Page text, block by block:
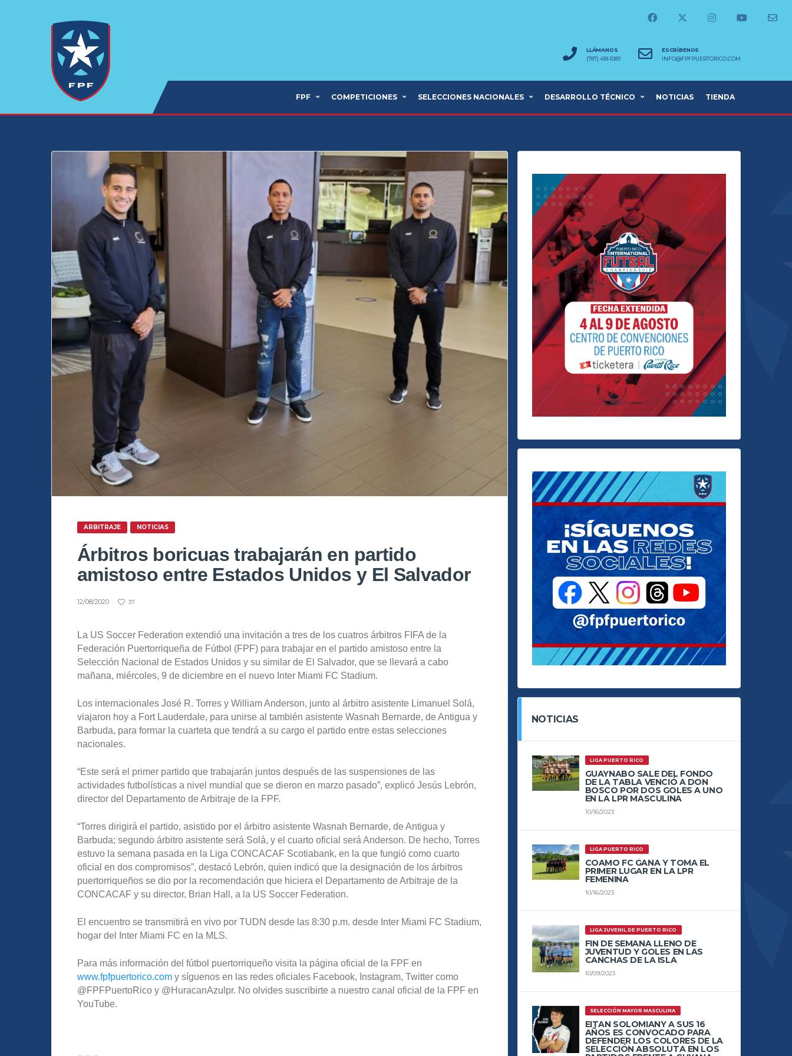
LLÁMANOS
(787) 418-1089
ESCRÍBENOS
INFO@FPFPUERTORICO.COM
FPF COMPETICIONES SELECCIONES NACIONALES DESARROLLO TÉCNICO NOTICIAS TIENDA
ARBITRAJE NOTICIAS
Árbitros boricuas trabajarán en partido
amistoso entre Estados Unidos y El Salvador
12/08/2020 37
La US Soccer Federation extendió una invitación a tres de los cuatros árbitros FIFA de la
Federación Puertorriqueña de Fútbol (FPF) para trabajar en el partido amistoso entre la
Selección Nacional de Estados Unidos y su similar de El Salvador, que se llevará a cabo
mañana, miércoles, 9 de diciembre en el nuevo Inter Miami FC Stadium.
Los internacionales José R. Torres y William Anderson, junto al árbitro asistente Limanuel Solá,
viajaron hoy a Fort Lauderdale, para unirse al también asistente Wasnah Bernarde, de Antigua y
Barbuda, para formar la cuarteta que tendrá a su cargo el partido entre estas selecciones
nacionales.
“Este será el primer partido que trabajarán juntos después de las suspensiones de las
actividades futbolísticas a nivel mundial que se dieron en marzo pasado”, explicó Jesús Lebrón,
director del Departamento de Arbitraje de la FPF.
“Torres dirigirá el partido, asistido por el árbitro asistente Wasnah Bernarde, de Antigua y
Barbuda; segundo árbitro asistente será Solá, y el cuarto oficial será Anderson. De hecho, Torres
estuvo la semana pasada en la Liga CONCACAF Scotiabank, en la que fungió como cuarto
oficial en dos compromisos”, destacó Lebrón, quien indicó que la designación de los árbitros
puertorriqueños se dio por la recomendación que hiciera el Departamento de Arbitraje de la
CONCACAF y su director, Brian Hall, a la US Soccer Federation.
El encuentro se transmitirá en vivo por TUDN desde las 8:30 p.m. desde Inter Miami FC Stadium,
hogar del Inter Miami FC en la MLS.
Para más información del fútbol puertorriqueño visita la página oficial de la FPF en
www.fpfpuertorico.com y síguenos en las redes oficiales Facebook, Instagram, Twitter como
@FPFPuertoRico y @HuracanAzulpr. No olvides suscribirte a nuestro canal oficial de la FPF en
YouTube.
NOTICIAS
LIGA PUERTO RICO
GUAYNABO SALE DEL FONDO
DE LA TABLA VENCIÓ A DON
BOSCO POR DOS GOLES A UNO
EN LA LPR MASCULINA
10/16/2023
LIGA PUERTO RICO
COAMO FC GANA Y TOMA EL
PRIMER LUGAR EN LA LPR
FEMENINA
10/16/2023
LIGA JUVENIL DE PUERTO RICO
FIN DE SEMANA LLENO DE
JUVENTUD Y GOLES EN LAS
CANCHAS DE LA ISLA
10/09/2023
SELECCIÓN MAYOR MASCULINA
EITAN SOLOMIANY A SUS 16
AÑOS ES CONVOCADO PARA
DEFENDER LOS COLORES DE LA
SELECCIÓN ABSOLUTA EN LOS